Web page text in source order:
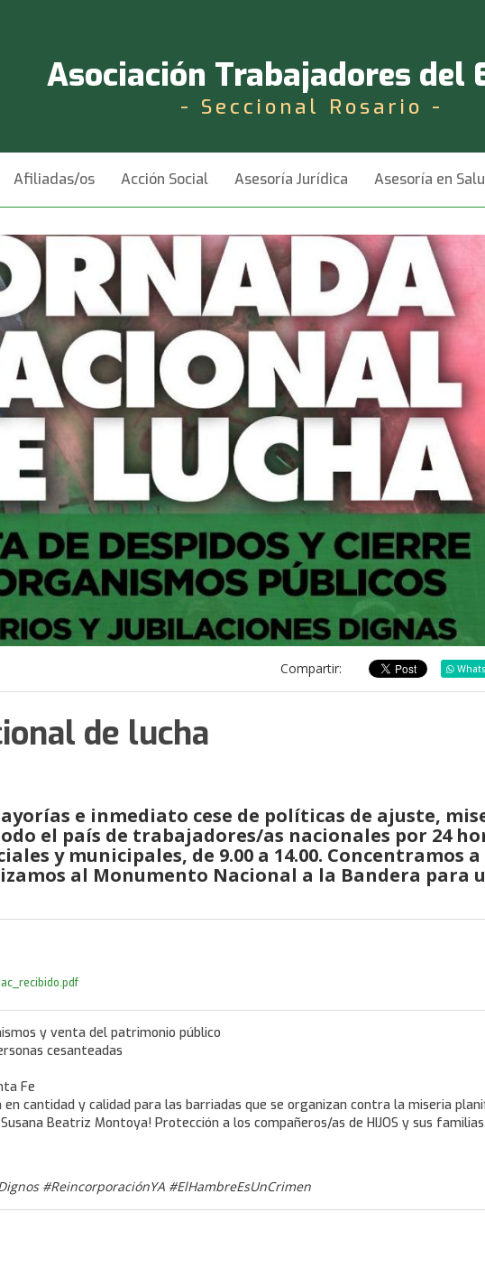
Asociación Trabajadores del
- Seccional Rosario -
Afiliadas/os Acción Social Asesoría Jurídica Asesoría en
Compartir:
de lucha
e inmediato cese de políticas de ajuste,
el país de trabajadores/as nacionales por 24
y municipales, de 9.00 a 14.00. Concentramos a
al Monumento Nacional a la Bandera para
y venta del patrimonio público
cesanteadas
Fe
cantidad y calidad para las barriadas que se organizan contra la miseria
Beatriz Montoya! Protección a los compañeros/as de HIJOS y sus familias.
#ReincorporaciónYA #ElHambreEsUnCrimen